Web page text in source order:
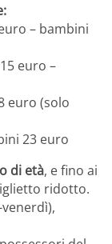
– bambini
euro –
euro (solo
23 euro
di età, e fino ai
ridotto.